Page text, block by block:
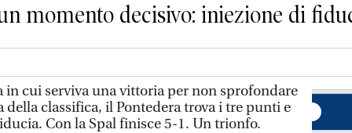
momento decisivo: iniezione di
in cui serviva una vittoria per non sprofondare
classifica, il Pontedera trova i tre punti e
Con la Spal finisce 5-1. Un trionfo.